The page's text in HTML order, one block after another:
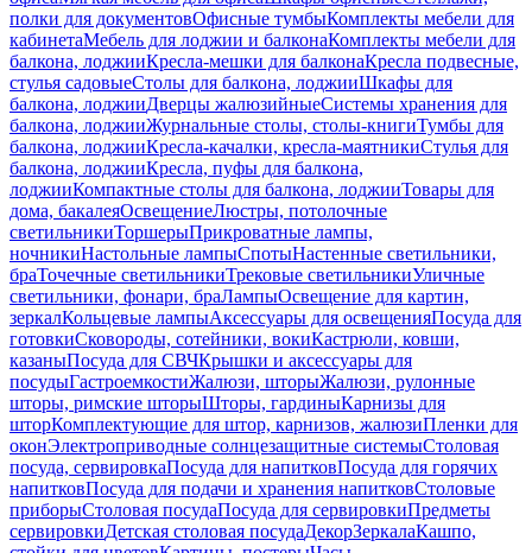
полки для документовОфисные тумбыКомплекты мебели для
кабинетаМебель для лоджии и балконаКомплекты мебели для
балкона, лоджииКресла-мешки для балконаКресла подвесные,
стулья садовыеСтолы для балкона, лоджииШкафы для
балкона, лоджииДверцы жалюзийныеСистемы хранения для
балкона, лоджииЖурнальные столы, столы-книгиТумбы для
балкона, лоджииКресла-качалки, кресла-маятникиСтулья для
балкона, лоджииКресла, пуфы для балкона,
лоджииКомпактные столы для балкона, лоджииТовары для
дома, бакалеяОсвещениеЛюстры, потолочные
светильникиТоршерыПрикроватные лампы,
ночникиНастольные лампыСпотыНастенные светильники,
браТочечные светильникиТрековые светильникиУличные
светильники, фонари, браЛампыОсвещение для картин,
зеркалКольцевые лампыАксессуары для освещенияПосуда для
готовкиСковороды, сотейники, вокиКастрюли, ковши,
казаныПосуда для СВЧКрышки и аксессуары для
посудыГастроемкостиЖалюзи, шторыЖалюзи, рулонные
шторы, римские шторыШторы, гардиныКарнизы для
шторКомплектующие для штор, карнизов, жалюзиПленки для
оконЭлектроприводные солнцезащитные системыСтоловая
посуда, сервировкаПосуда для напитковПосуда для горячих
напитковПосуда для подачи и хранения напитковСтоловые
приборыСтоловая посудаПосуда для сервировкиПредметы
сервировкиДетская столовая посудаДекорЗеркалаКашпо,